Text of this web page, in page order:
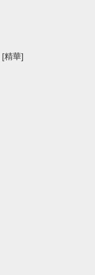
[精華]